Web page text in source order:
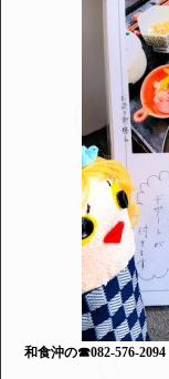
和食沖の☎082-576-2094